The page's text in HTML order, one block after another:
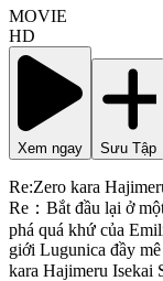
MOVIE
HD
Xem ngay Sưu Tập
Re:Zero kara
Re：Bắt đầu lại ở
phá quá khứ của
giới Lugunica đầy
kara Hajimeru Isekai